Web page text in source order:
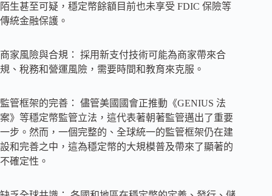
陌生甚至可疑，穩定幣餘額目前也未享受 FDIC 保險等
傳統金融保護。
商家風險與合規： 採用新支付技術可能為商家帶來合
規、稅務和營運風險，需要時間和教育來克服。
監管框架的完善： 儘管美國國會正推動《GENIUS 法
案》等穩定幣監管立法，這代表著朝著監管邁出了重要
一步。然而，一個完整的、全球統一的監管框架仍在建
設和完善之中，這為穩定幣的大規模普及帶來了顯著的
不確定性。